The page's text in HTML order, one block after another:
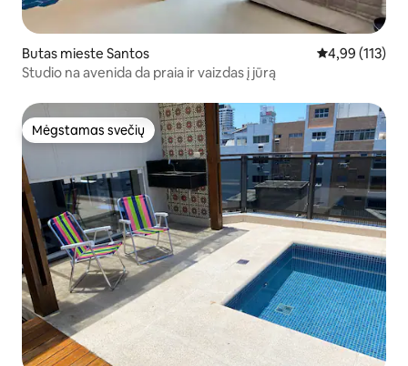
Butas mieste Santos Vidutinis
4,99 (113)
Studio na avenida da praia ir vaizdas į jūrą
Mėgstamas svečių
Mėgstamas svečių